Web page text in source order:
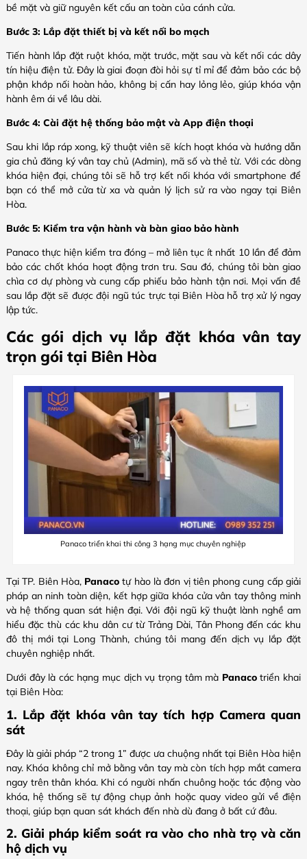
bề mặt và giữ nguyên kết cấu an toàn của cánh cửa.
Bước 3: Lắp đặt thiết bị và kết nối bo mạch
Tiến hành lắp đặt ruột khóa, mặt trước, mặt sau và kết nối các dây
tín hiệu điện tử. Đây là giai đoạn đòi hỏi sự tỉ mỉ để đảm bảo các bộ
phận khớp nối hoàn hảo, không bị cấn hay lỏng lẻo, giúp khóa vận
hành êm ái về lâu dài.
Bước 4: Cài đặt hệ thống bảo mật và App điện thoại
Sau khi lắp ráp xong, kỹ thuật viên sẽ kích hoạt khóa và hướng dẫn
gia chủ đăng ký vân tay chủ (Admin), mã số và thẻ từ. Với các dòng
khóa hiện đại, chúng tôi sẽ hỗ trợ kết nối khóa với smartphone để
bạn có thể mở cửa từ xa và quản lý lịch sử ra vào ngay tại Biên
Hòa.
Bước 5: Kiểm tra vận hành và bàn giao bảo hành
Panaco thực hiện kiểm tra đóng – mở liên tục ít nhất 10 lần để đảm
bảo các chốt khóa hoạt động trơn tru. Sau đó, chúng tôi bàn giao
chìa cơ dự phòng và cung cấp phiếu bảo hành tận nơi. Mọi vấn đề
sau lắp đặt sẽ được đội ngũ túc trực tại Biên Hòa hỗ trợ xử lý ngay
lập tức.
Các gói dịch vụ lắp đặt khóa vân tay
trọn gói tại Biên Hòa
Panaco triển khai thi công 3 hạng mục chuyên nghiệp
Tại TP. Biên Hòa, Panaco tự hào là đơn vị tiên phong cung cấp giải
pháp an ninh toàn diện, kết hợp giữa khóa cửa vân tay thông minh
và hệ thống quan sát hiện đại. Với đội ngũ kỹ thuật lành nghề am
hiểu đặc thù các khu dân cư từ Trảng Dài, Tân Phong đến các khu
đô thị mới tại Long Thành, chúng tôi mang đến dịch vụ lắp đặt
chuyên nghiệp nhất.
Dưới đây là các hạng mục dịch vụ trọng tâm mà Panacotriển khai
tại Biên Hòa:
1. Lắp đặt khóa vân tay tích hợp Camera quan
sát
Đây là giải pháp “2 trong 1” được ưa chuộng nhất tại Biên Hòa hiện
nay. Khóa không chỉ mở bằng vân tay mà còn tích hợp mắt camera
ngay trên thân khóa. Khi có người nhấn chuông hoặc tác động vào
khóa, hệ thống sẽ tự động chụp ảnh hoặc quay video gửi về điện
thoại, giúp bạn quan sát khách đến nhà dù đang ở bất cứ đâu.
2. Giải pháp kiểm soát ra vào cho nhà trọ và căn
hộ dịch vụ